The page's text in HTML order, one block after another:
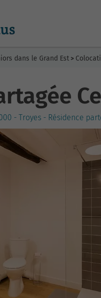
dans le Grand Est >
- Troyes - Résidence